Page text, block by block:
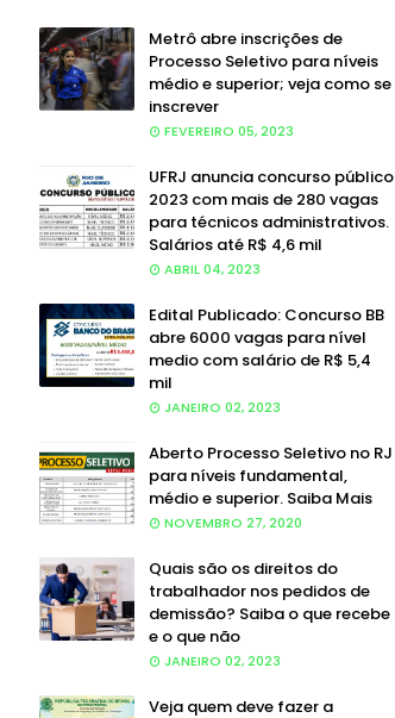
Metrô abre inscrições de
Processo Seletivo para níveis
médio e superior; veja como se
inscrever
FEVEREIRO 05, 2023
UFRJ anuncia concurso público
2023 com mais de 280 vagas
para técnicos administrativos.
Salários até R$ 4,6 mil
ABRIL 04, 2023
Edital Publicado: Concurso BB
abre 6000 vagas para nível
medio com salário de R$ 5,4
mil
JANEIRO 02, 2023
Aberto Processo Seletivo no RJ
para níveis fundamental,
médio e superior. Saiba Mais
NOVEMBRO 27, 2020
Quais são os direitos do
trabalhador nos pedidos de
demissão? Saiba o que recebe
e o que não
JANEIRO 02, 2023
Veja quem deve fazer a